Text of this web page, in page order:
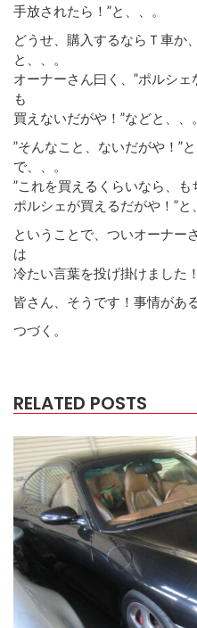
手放されたら！”と、、。
どうせ、購入するならＴ車か
と、、。
オーナーさん曰く、”ポルシ
も
買えないだがや！”などと、、。
”そんなこと、ないだがや！”
で、、。
”これを買えるくらいなら、も
ポルシェが買えるだがや！”と
ということで、ついオーナー
は
冷たい言葉を投げ掛けました
皆さん、そうです！事情があ
つづく。
RELATED POSTS